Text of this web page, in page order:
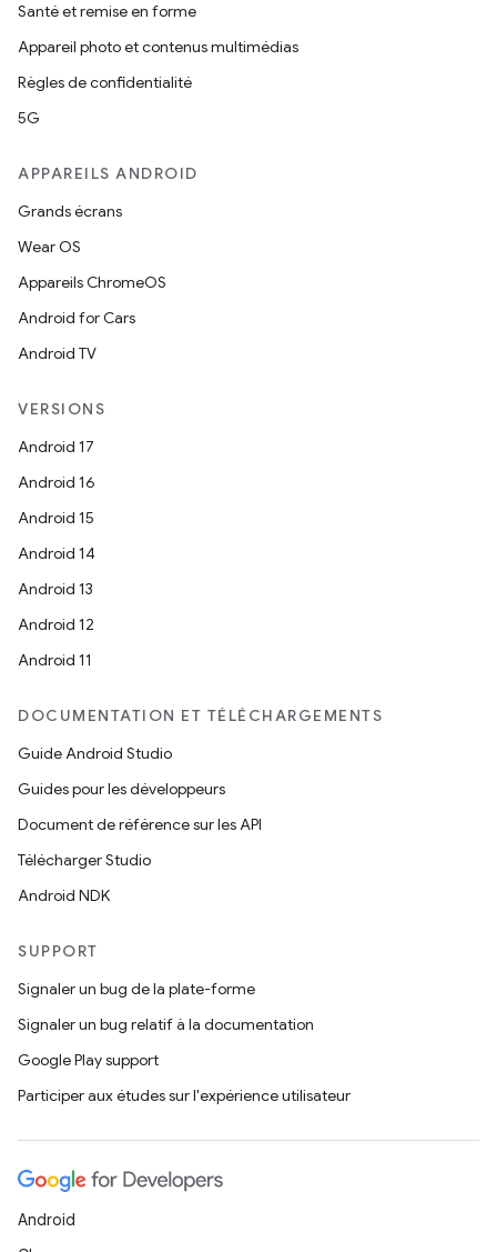
Santé et remise en forme
Appareil photo et contenus multimédias
Règles de confidentialité
5G
APPAREILS ANDROID
Grands écrans
Wear OS
Appareils ChromeOS
Android for Cars
Android TV
VERSIONS
Android 17
Android 16
Android 15
Android 14
Android 13
Android 12
Android 11
DOCUMENTATION ET TÉLÉCHARGEMENTS
Guide Android Studio
Guides pour les développeurs
Document de référence sur les API
Télécharger Studio
Android NDK
SUPPORT
Signaler un bug de la plate-forme
Signaler un bug relatif à la documentation
Google Play support
Participer aux études sur l'expérience utilisateur
Android